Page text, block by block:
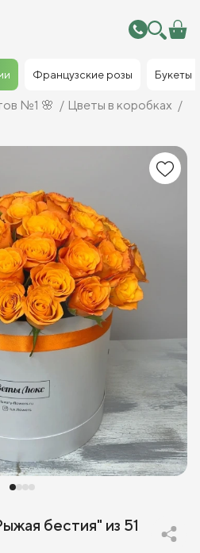
Французские розы Букеты
№1 🌸
Цветы в коробках
бестия" из 51